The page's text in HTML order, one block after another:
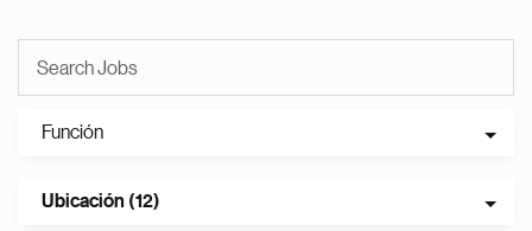
Función
Ubicación (12)